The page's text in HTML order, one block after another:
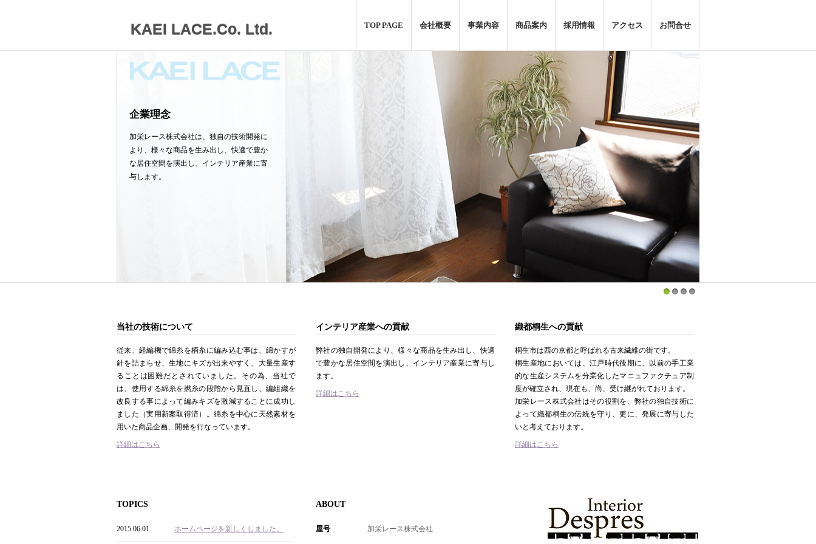
KAEI LACE.Co. Ltd. お問合せ
アクセス
採用情報
商品案内
事業内容
会社概要
TOP PAGE
企業理念
加栄レース株式会社は、独自の技術開発に
より、様々な商品を生み出し、快適で豊か
な居住空間を演出し、インテリア産業に寄
与します。
当社の技術について
従来、経編機で綿糸を柄糸に編み込む事は、綿かすが
針を詰まらせ、生地にキズが出来やすく、大量生産す
ることは困難だとされていました。その為、当社で
は、使用する綿糸を撚糸の段階から見直し、編組織を
改良する事によって編みキズを激減することに成功し
ました（実用新案取得済）。綿糸を中心に天然素材を
用いた商品企画、開発を行なっています。
詳細はこちら
インテリア産業への貢献
弊社の独自開発により、様々な商品を生み出し、快適
で豊かな居住空間を演出し、インテリア産業に寄与し
ます。
詳細はこちら
織都桐生への貢献
桐生市は西の京都と呼ばれる古来繊維の街です。
桐生産地においては、江戸時代後期に、以前の手工業
的な生産システムを分業化したマニュファクチュア制
度が確立され、現在も、尚、受け継がれております。
加栄レース株式会社はその役割を、弊社の独自技術に
よって織都桐生の伝統を守り、更に、発展に寄与した
いと考えております。
詳細はこちら
TOPICS
2015.06.01 ホームページを新しくしました。
ABOUT
屋号 加栄レース株式会社